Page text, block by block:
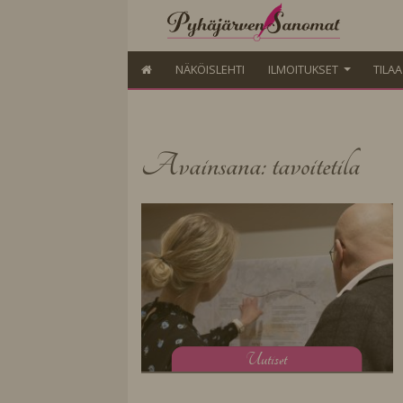
NÄKÖISLEHTI ILMOITUKSET
Avainsana: tavoitetila
Uutiset